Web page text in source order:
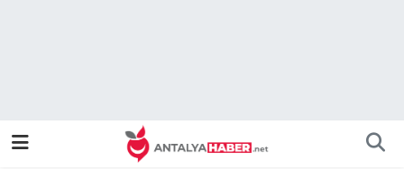
Namaz Vakitleri